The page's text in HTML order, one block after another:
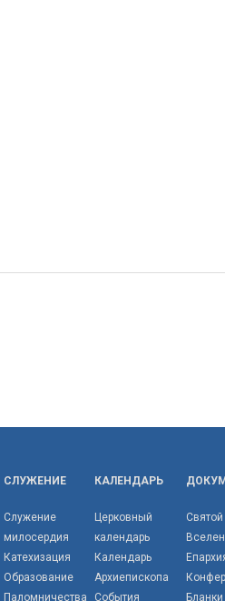
СЛУЖЕНИЕ
Служение
милосердия
Катехизация
Образование
Паломничества
КАЛЕНДАРЬ
Церковный
календарь
Календарь
Архиепископа
События
Бланки